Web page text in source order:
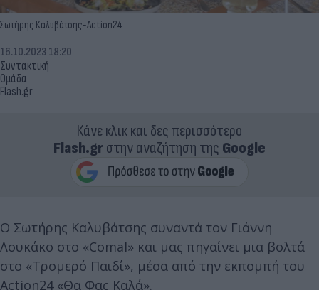
Σωτήρης Καλυβάτσης-Action24
Συντακτική
Ομάδα
Flash.gr
16.10.2023 18:20
Κάνε κλικ και δες περισσότερο
Flash.grστην αναζήτηση της Google
Ο Σωτήρης Καλυβάτσης συναντά τον Γιάννη
Λουκάκο στο «Comal» και μας πηγαίνει μια βολτά
στο «Τρομερό Παιδί», μέσα από την εκπομπή του
Action24 «Θα Φας Καλά».